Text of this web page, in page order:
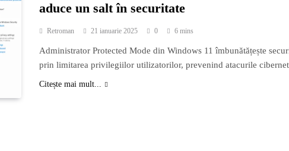
aduce un salt în securitate
Retroman 21 ianuarie 2025 0 6 mins
Administrator Protected Mode din Windows 11 îmbunătățește
prin limitarea privilegiilor utilizatorilor, prevenind atacurile
Citește mai mult...